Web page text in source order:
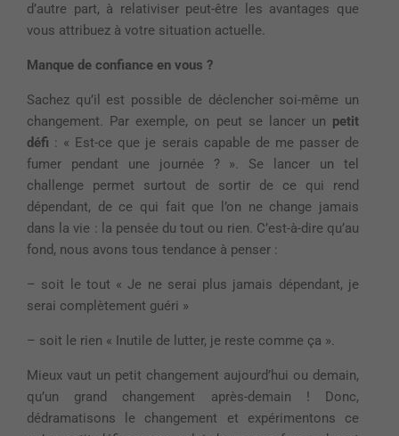
d’autre part, à relativiser peut-être les avantages que
vous attribuez à votre situation actuelle.
Manque de confiance en vous ?
Sachez qu’il est possible de déclencher soi-même un
changement. Par exemple, on peut se lancer un petit
défi : « Est-ce que je serais capable de me passer de
fumer pendant une journée
? ». Se lancer un tel
challenge permet surtout de sortir de ce qui rend
dépendant, de ce qui fait que l’on ne change jamais
dans la vie : la pensée du tout ou rien. C’est-à-dire qu’au
fond, nous avons tous tendance à penser :
– soit le tout « Je ne serai plus jamais dépendant, je
serai complètement guéri »
– soit le rien « Inutile de lutter, je reste comme ça ».
Mieux vaut un petit changement aujourd’hui ou demain,
qu’un grand changement après-demain ! Donc,
dédramatisons le changement et expérimentons ce